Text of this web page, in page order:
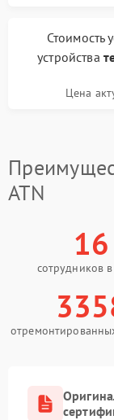
Стоимость
устройства
Цена
ATN
16
сотрудников